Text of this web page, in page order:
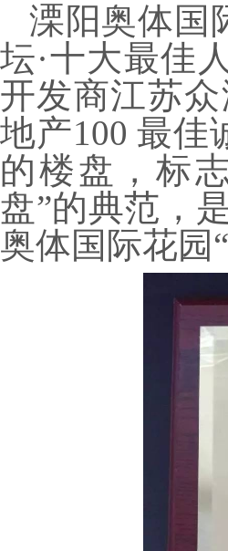
溧阳奥体国
坛·十大最佳
开发商江苏
地产100 最佳
的楼盘，标
盘”的典范，
奥体国际花园